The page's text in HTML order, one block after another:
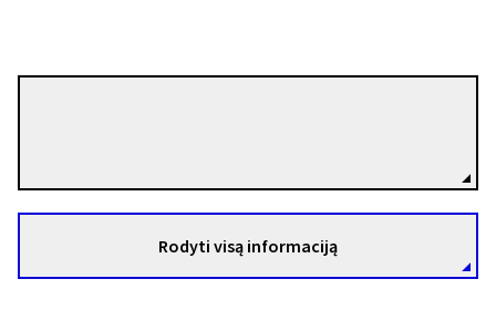
Rodyti visą informaciją